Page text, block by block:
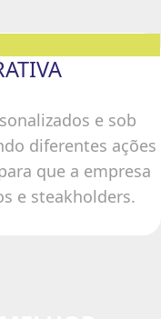
e sob
diferentes ações
que a empresa
e steakholders.